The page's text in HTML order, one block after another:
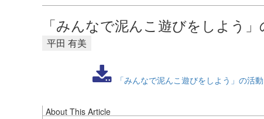
「みんなで泥んこ遊びをしよう
平田 有美
「みんなで泥んこ遊びをしよう」の活
About This Article